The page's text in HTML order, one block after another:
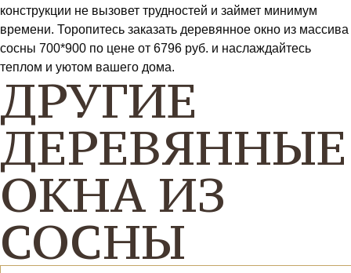
конструкции не вызовет трудностей и займет минимум
времени. Торопитесь заказать деревянное окно из массива
сосны 700*900 по цене от 6796 руб. и наслаждайтесь
теплом и уютом вашего дома.
ДРУГИЕ
ДЕРЕВЯННЫЕ
ОКНА ИЗ
СОСНЫ